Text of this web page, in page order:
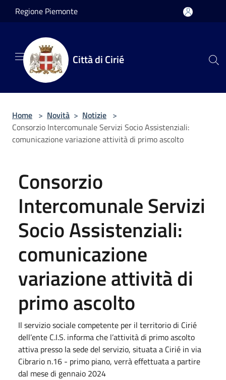
Salta al contenuto principale
Regione Piemonte
Città di Cirié
Home > Novità > Notizie >
Consorzio Intercomunale Servizi Socio Assistenziali:
comunicazione variazione attività di primo ascolto
Consorzio
Intercomunale Servizi
Socio Assistenziali:
comunicazione
variazione attività di
primo ascolto
Il servizio sociale competente per il territorio di Cirié
dell’ente C.I.S. informa che l’attività di primo ascolto
attiva presso la sede del servizio, situata a Cirié in via
Cibrario n.16 - primo piano, verrà effettuata a partire
dal mese di gennaio 2024